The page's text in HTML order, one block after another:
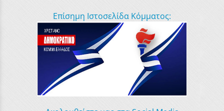
Επίσημη Ιστοσελίδα Κόμματος: